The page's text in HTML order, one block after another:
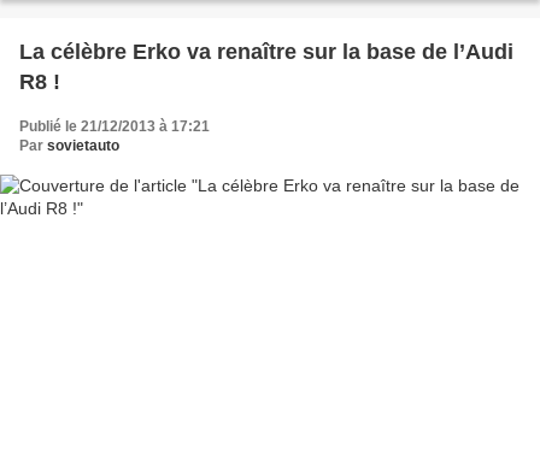
La célèbre Erko va renaître sur la base de l’Audi
R8 !
Publié le 21/12/2013 à 17:21
Par sovietauto